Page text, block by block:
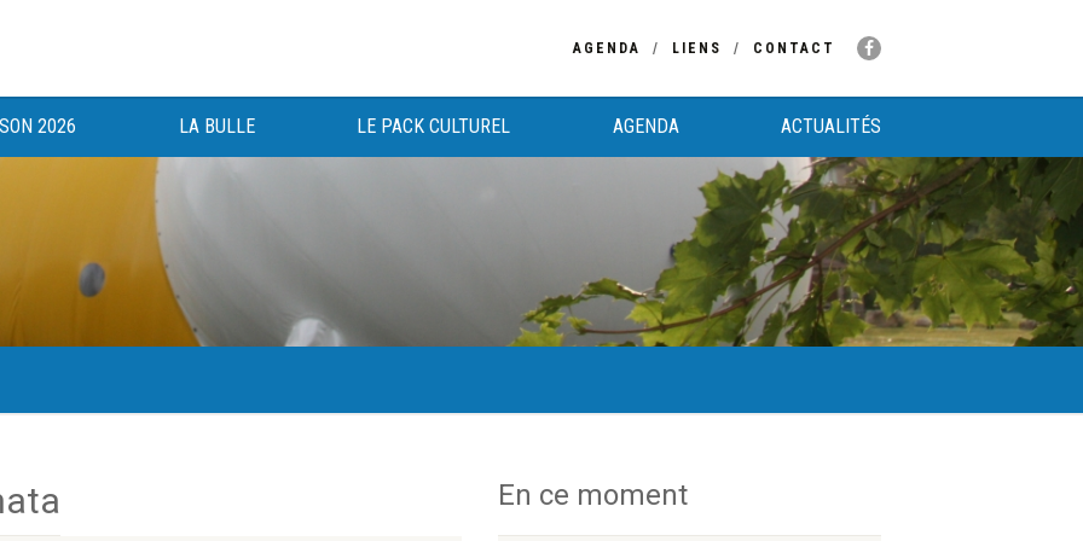
AGENDA LIENS CONTACT
2026 LA BULLE LE PACK CULTUREL AGENDA ACTUALITÉS
au bénéfice des haut-saônois depuis 1983. En ce moment